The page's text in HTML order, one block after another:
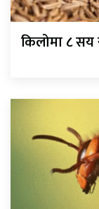
किलोमा ८ सय